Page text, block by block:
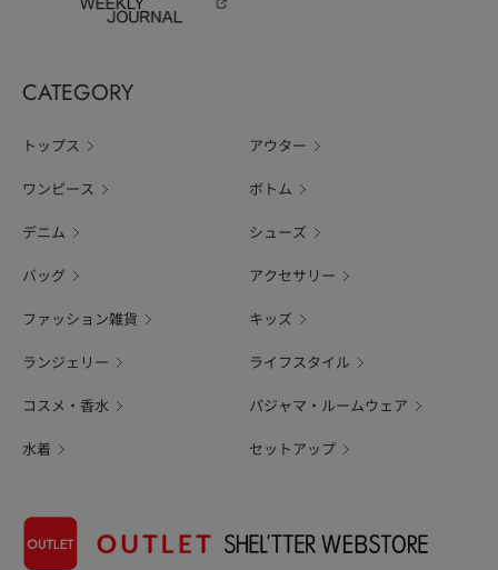
CATEGORY
トップス アウター
ワンピース ボトム
デニム シューズ
バッグ アクセサリー
ファッション雑貨 キッズ
ランジェリー ライフスタイル
コスメ・香水 パジャマ・ルームウェア
水着 セットアップ